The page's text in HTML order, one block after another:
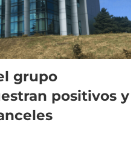
grupo
positivos y